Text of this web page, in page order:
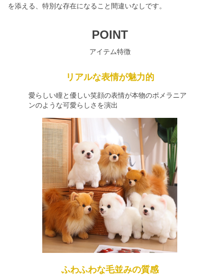
を添える、特別な存在になること間違いなしです。
POINT
アイテム特徴
リアルな表情が魅力的
愛らしい瞳と優しい笑顔の表情が本物のポメラニア
ンのような可愛らしさを演出
ふわふわな毛並みの質感